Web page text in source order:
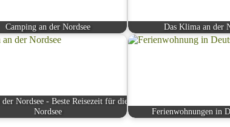
Camping an der Nordsee Das Klima an der
Nordsee - Beste Reisezeit für die
Nordsee
Ferienwohnungen in